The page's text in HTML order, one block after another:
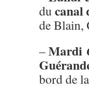
du canal
de Blain,
–Mardi
bord de